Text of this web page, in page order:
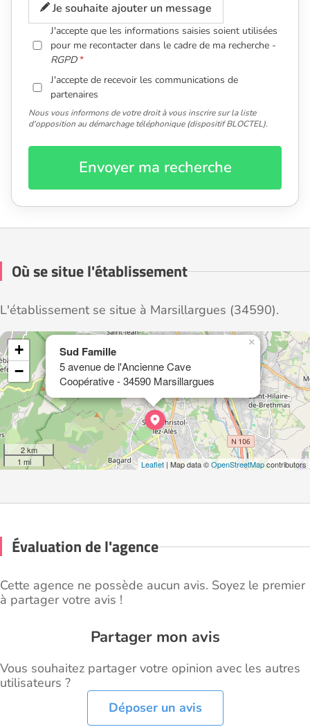
Je souhaite ajouter un message
J'accepte que les informations saisies soient utilisées
pour me recontacter dans le cadre de ma recherche -
RGPD
J'accepte de recevoir les communications de
partenaires
Nous vous informons de votre droit à vous inscrire sur la liste
d'opposition au démarchage téléphonique (dispositif BLOCTEL).
Envoyer ma recherche
Où se situe l'établissement
L'établissement se situe à Marsillargues (34590).
Sud Famille
5 avenue de l'Ancienne Cave
Coopérative - 34590 Marsillargues
×
+
−
2 km
1 mi
Leaflet | Map data ©OpenStreetMapcontributors
Évaluation de l'agence
Cette agence ne possède aucun avis. Soyez le premier
à partager votre avis !
Partager mon avis
Vous souhaitez partager votre opinion avec les autres
utilisateurs ?
Déposer un avis